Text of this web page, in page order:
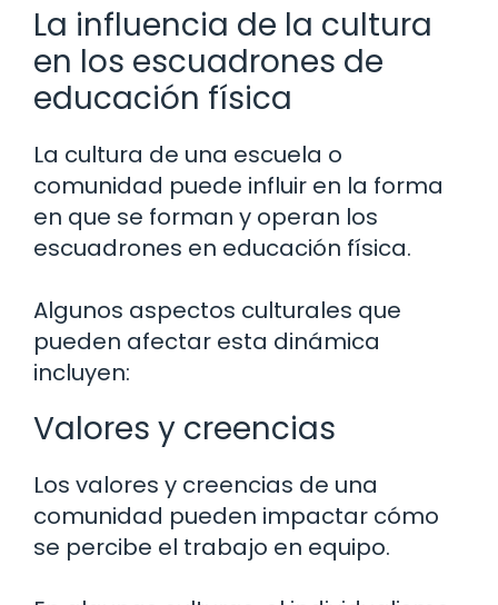
La influencia de la cultura
en los escuadrones de
educación física
La cultura de una escuela o
comunidad puede influir en la forma
en que se forman y operan los
escuadrones en educación física.
Algunos aspectos culturales que
pueden afectar esta dinámica
incluyen:
Valores y creencias
Los valores y creencias de una
comunidad pueden impactar cómo
se percibe el trabajo en equipo.